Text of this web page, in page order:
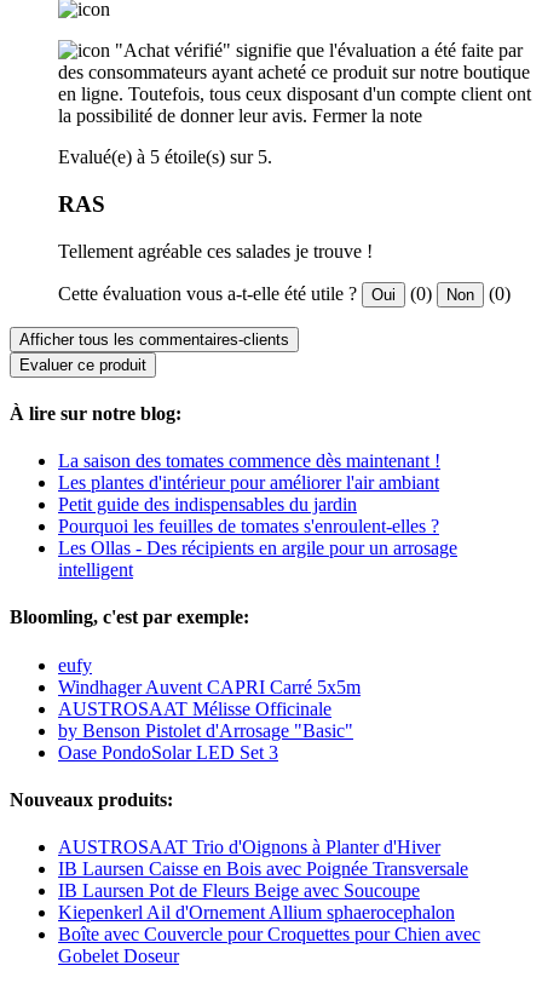
"Achat vérifié" signifie que l'évaluation a été faite par
des consommateurs ayant acheté ce produit sur notre boutique
en ligne. Toutefois, tous ceux disposant d'un compte client ont
la possibilité de donner leur avis. Fermer la note
Evalué(e) à 5 étoile(s) sur 5.
RAS
Tellement agréable ces salades je trouve !
Cette évaluation vous a-t-elle été utile ? Oui (0) Non (0)
Afficher tous les commentaires-clients
Evaluer ce produit
À lire sur notre blog:
La saison des tomates commence dès maintenant !
Les plantes d'intérieur pour améliorer l'air ambiant
Petit guide des indispensables du jardin
Pourquoi les feuilles de tomates s'enroulent-elles ?
Les Ollas - Des récipients en argile pour un arrosage
intelligent
Bloomling, c'est par exemple:
eufy
Windhager Auvent CAPRI Carré 5x5m
AUSTROSAAT Mélisse Officinale
by Benson Pistolet d'Arrosage "Basic"
Oase PondoSolar LED Set 3
Nouveaux produits:
AUSTROSAAT Trio d'Oignons à Planter d'Hiver
IB Laursen Caisse en Bois avec Poignée Transversale
IB Laursen Pot de Fleurs Beige avec Soucoupe
Kiepenkerl Ail d'Ornement Allium sphaerocephalon
Boîte avec Couvercle pour Croquettes pour Chien avec
Gobelet Doseur